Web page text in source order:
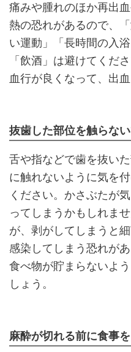
痛みや腫れのほか再出
熱の恐れがあるので、
い運動」「長時間の入浴
「飲酒」は避けてくださ
血行が良くなって、出
抜歯した部位を触らな
舌や指などで歯を抜い
に触れないように気を
ください。かさぶたが
ってしまうかもしれま
が、剥がしてしまうと
感染してしまう恐れが
食べ物が貯まらないよ
しょう。
麻酔が切れる前に食事